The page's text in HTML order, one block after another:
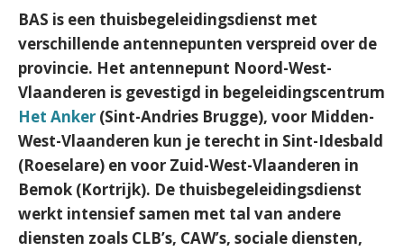
BAS is een thuisbegeleidingsdienst met
verschillende antennepunten verspreid over de
provincie. Het antennepunt Noord-West-
Vlaanderen is gevestigd in begeleidingscentrum
Het Anker (Sint-Andries Brugge), voor Midden-
West-Vlaanderen kun je terecht in Sint-Idesbald
(Roeselare) en voor Zuid-West-Vlaanderen in
Bemok (Kortrijk). De thuisbegeleidingsdienst
werkt intensief samen met tal van andere
diensten zoals CLB’s, CAW’s, sociale diensten,